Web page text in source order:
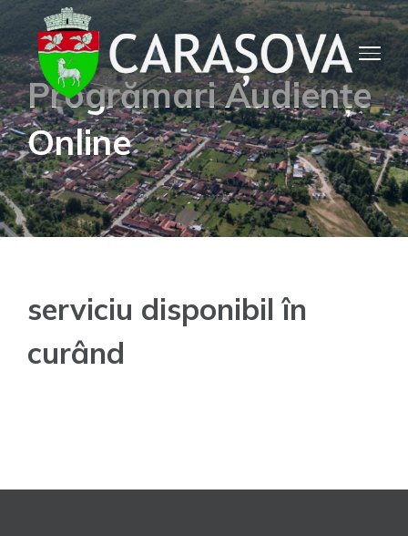
content
Progrămari Audiențe
Online
serviciu disponibil în
curând